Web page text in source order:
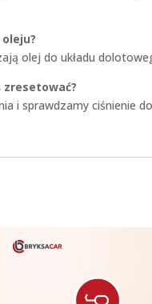
olej do układu
i sprawdzamy ciśnienie